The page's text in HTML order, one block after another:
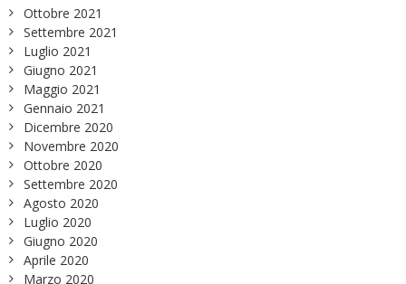
Ottobre 2021
Settembre 2021
Luglio 2021
Giugno 2021
Maggio 2021
Gennaio 2021
Dicembre 2020
Novembre 2020
Ottobre 2020
Settembre 2020
Agosto 2020
Luglio 2020
Giugno 2020
Aprile 2020
Marzo 2020